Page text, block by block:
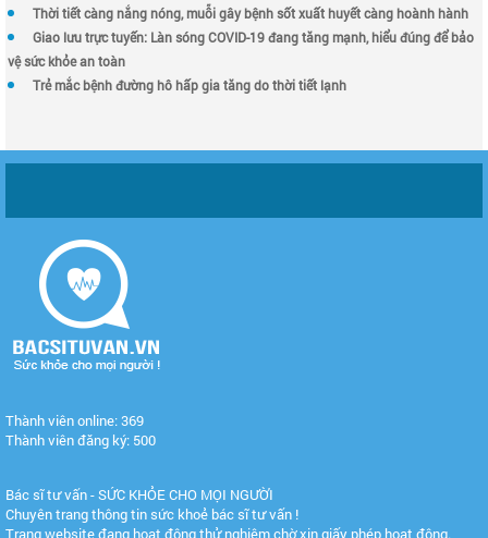
Thời tiết càng nắng nóng, muỗi gây bệnh sốt xuất huyết càng hoành hành
Giao lưu trực tuyến: Làn sóng COVID-19 đang tăng mạnh, hiểu đúng để bảo
vệ sức khỏe an toàn
Trẻ mắc bệnh đường hô hấp gia tăng do thời tiết lạnh
Thành viên online: 369
Thành viên đăng ký: 500
Bác sĩ tư vấn - SỨC KHỎE CHO MỌI NGƯỜI
Chuyên trang thông tin sức khoẻ bác sĩ tư vấn !
Trang website đang hoạt động thử nghiệm chờ xin giấy phép hoạt động.